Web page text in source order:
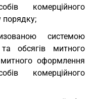
комерційного
порядку;
системою
обсягів митного
оформлення
комерційного